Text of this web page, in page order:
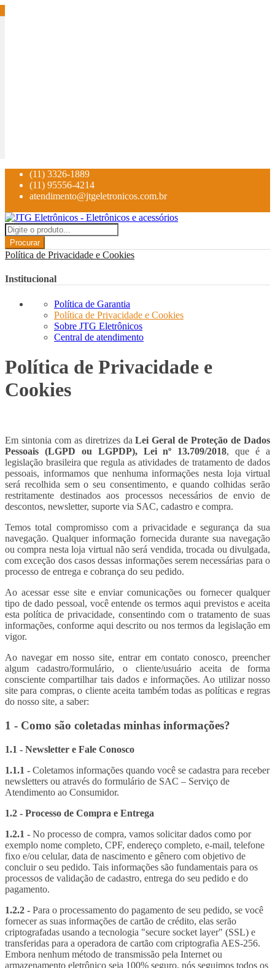
(11) 3326-1889
(11) 95556-4214
atendimento@jtgeletronicos.com.br
Procurar
Política de Privacidade e Cookies
Institucional
Política de Garantia
Política de Privacidade e Cookies
Sobre JTG Eletrônicos
Central de atendimento
Política de Privacidade e
Cookies
Em sintonia com as diretrizes daLei Geral de Proteção de Dados
Pessoais (LGPD ou LGPDP), Lei nº 13.709/2018, que é a
legislação brasileira que regula as atividades de tratamento de dados
pessoais, informamos que nenhuma informações nesta loja virtual
será recolhida sem o seu consentimento, e quando colhidas serão
restritamente destinados aos processos necessários de envio de
descontos, newsletter, suporte via SAC, cadastro e compra.
Temos total compromisso com a privacidade e segurança da sua
navegação. Qualquer informação fornecida durante sua navegação
ou compra nesta loja virtual não será vendida, trocada ou divulgada,
com exceção dos casos dessas informações serem necessárias para o
processo de entrega e cobrança do seu pedido.
Ao acessar esse site e enviar comunicações ou fornecer qualquer
tipo de dado pessoal, você entende os termos aqui previstos e aceita
esta política de privacidade, consentindo com o tratamento de suas
informações, conforme aqui descrito ou nos termos da legislação em
vigor.
Ao navegar em nosso site, entrar em contato conosco, preencher
algum cadastro/formulário, o cliente/usuário aceita de forma
consciente compartilhar tais dados e informações. Ao utilizar nosso
site para compras, o cliente aceita também todas as políticas e regras
do nosso site, a saber:
1 - Como são coletadas minhas informações?
1.1 - Newsletter e Fale Conosco
1.1.1 - Coletamos informações quando você se cadastra para receber
newsletters ou através do formulário de SAC – Serviço de
Atendimento ao Consumidor.
1.2 - Processo de Compra e Entrega
1.2.1 - No processo de compra, vamos solicitar dados como por
exemplo nome completo, CPF, endereço completo, e-mail, telefone
fixo e/ou celular, data de nascimento e gênero com objetivo de
concluir o seu pedido. Tais informações são fundamentais para os
processos de validação de cadastro, entrega do seu pedido e do
pagamento.
1.2.2 - Para o processamento do pagamento de seu pedido, se você
fornecer as suas informações de cartão de crédito, elas serão
criptografadas usando a tecnologia "secure socket layer" (SSL) e
transferidas para a operadora de cartão com criptografia AES-256.
Embora nenhum método de transmissão pela Internet ou
armazenamento eletrônico seja 100% seguro, nós seguimos todos os